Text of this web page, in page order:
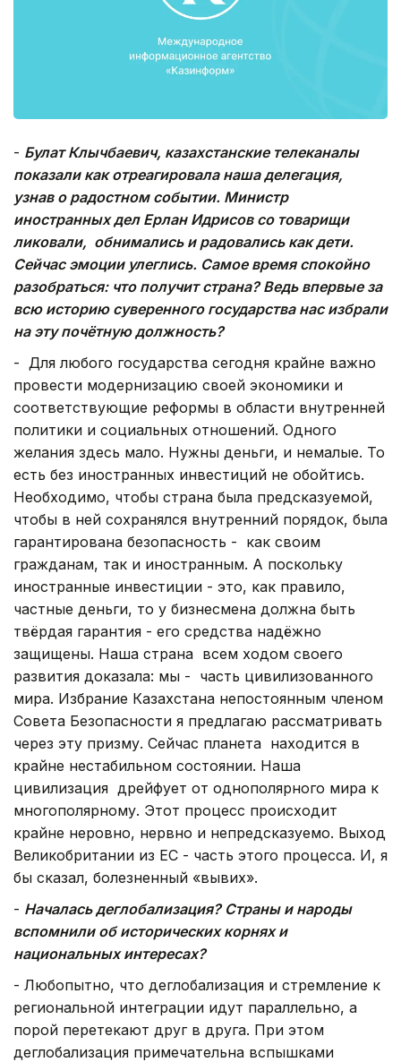
- Булат Клычбаевич, казахстанские телеканалы
показали как отреагировала наша делегация,
узнав о радостном событии. Министр
иностранных дел Ерлан Идрисов со товарищи
ликовали, обнимались и радовались как дети.
Сейчас эмоции улеглись. Самое время спокойно
разобраться: что получит страна? Ведь впервые за
всю историю суверенного государства нас избрали
на эту почётную должность?
- Для любого государства сегодня крайне важно
провести модернизацию своей экономики и
соответствующие реформы в области внутренней
политики и социальных отношений. Одного
желания здесь мало. Нужны деньги, и немалые. То
есть без иностранных инвестиций не обойтись.
Необходимо, чтобы страна была предсказуемой,
чтобы в ней сохранялся внутренний порядок, была
гарантирована безопасность - как своим
гражданам, так и иностранным. А поскольку
иностранные инвестиции - это, как правило,
частные деньги, то у бизнесмена должна быть
твёрдая гарантия - его средства надёжно
защищены. Наша страна всем ходом своего
развития доказала: мы - часть цивилизованного
мира. Избрание Казахстана непостоянным членом
Совета Безопасности я предлагаю рассматривать
через эту призму. Сейчас планета находится в
крайне нестабильном состоянии. Наша
цивилизация дрейфует от однополярного мира к
многополярному. Этот процесс происходит
крайне неровно, нервно и непредсказуемо. Выход
Великобритании из ЕС - часть этого процесса. И, я
бы сказал, болезненный «вывих».
- Началась деглобализация? Страны и народы
вспомнили об исторических корнях и
национальных интересах?
- Любопытно, что деглобализация и стремление к
региональной интеграции идут параллельно, а
порой перетекают друг в друга. При этом
деглобализация примечательна вспышками